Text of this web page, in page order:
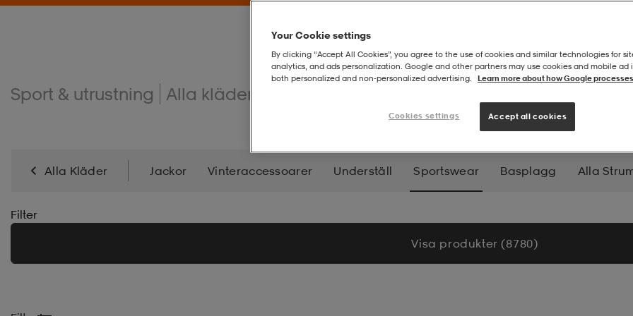
Sport & utrustning Alla kläder
Alla Kläder Jackor Vinteraccessoarer Underställ Sportswear Basplagg Alla
Badkläder
Filter
Visa produkter (8 780)
Your Cookie settings
By clicking “Accept All Cookies”, you agree to the use of cookies and similar technologies for
analytics, and ads personalization. Google and other partners may use cookies and mobile ad
both personalized and non‑personalized advertising.
Learn more about how Google
Cookies settings Accept all cookies